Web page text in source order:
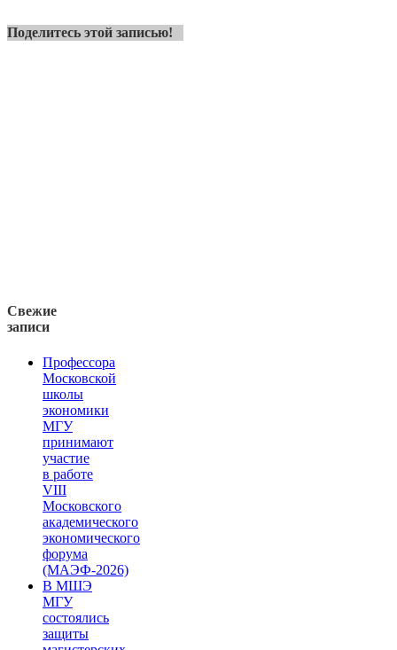
Поделитесь этой записью!
Свежие
записи
Профессора
Московской
школы
экономики
МГУ
принимают
участие
в работе
VIII
Московского
академического
экономического
форума
(МАЭФ-2026)
В МШЭ
МГУ
состоялись
защиты